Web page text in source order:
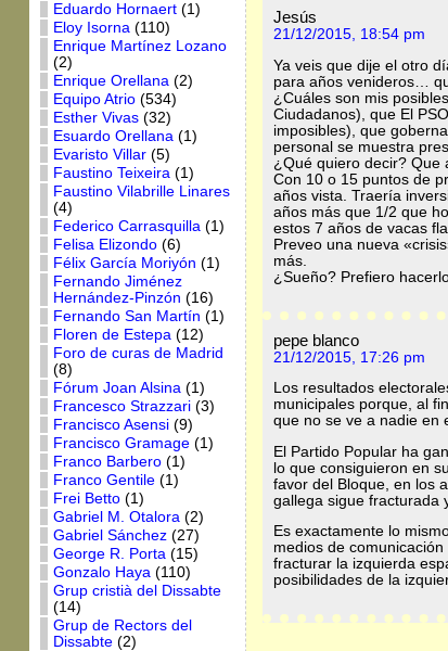
Eduardo Hornaert(1)
Eloy Isorna(110)
Enrique Martínez Lozano
(2)
Enrique Orellana(2)
Equipo Atrio(534)
Esther Vivas(32)
Esuardo Orellana(1)
Evaristo Villar(5)
Faustino Teixeira(1)
Faustino Vilabrille Linares
(4)
Federico Carrasquilla(1)
Felisa Elizondo(6)
Félix García Moriyón (1)
Fernando Jiménez
Hernández-Pinzón (16)
Fernando San Martín (1)
Floren de Estepa(12)
Foro de curas de Madrid
(8)
Fórum Joan Alsina(1)
Francesco Strazzari(3)
Francisco Asensi(9)
Francisco Gramage(1)
Franco Barbero(1)
Franco Gentile(1)
Frei Betto(1)
Gabriel M. Otalora(2)
Gabriel Sánchez(27)
George R. Porta(15)
Gonzalo Haya(110)
Grup cristià del Dissabte
(14)
Grup de Rectors del
Dissabte(2)
Jesús
21/12/2015, 18:54 pm
Ya veis que dije el otro
para años venideros…
¿Cuáles son mis
Ciudadanos), que El
imposibles), que
personal se muestra
¿Qué quiero decir? Que
Con 10 o 15 puntos de
años vista. Traería
años más que 1/2 que
estos 7 años de vacas
Preveo una nueva
más.
¿Sueño? Prefiero
pepe blanco
21/12/2015, 17:26 pm
Los resultados
municipales porque, al
que no se ve a nadie en
El Partido Popular ha
lo que consiguieron en
favor del Bloque, en los
gallega sigue fracturada
Es exactamente lo
medios de
fracturar la izquierda
posibilidades de la